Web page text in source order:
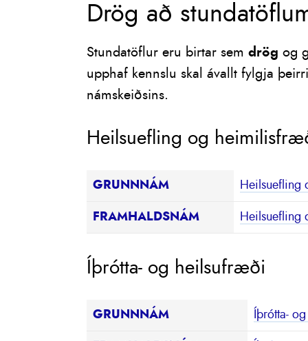
Drög að
Stundatöflur eru birtar semdrög og
upphaf kennslu skal ávallt fylgja
námskeiðsins.
Heilsuefling og
GRUNNNÁM Heilsuefling
FRAMHALDSNÁM Heilsuefling
Íþrótta- og heilsufræði
GRUNNNÁM Íþrótta-